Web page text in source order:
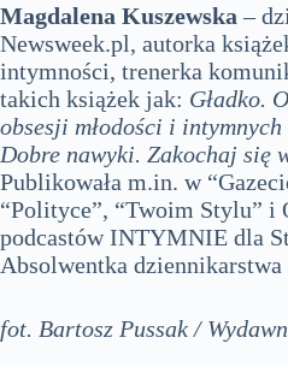
Magdalena Kuszewska –
Newsweek.pl, autorka
intymności, trenerka
takich książek jak: Gładko.
obsesji młodości i
Dobre nawyki. Zakochaj się
Publikowała m.in. w
“Polityce”, “Twoim Stylu” i
podcastów INTYMNIE dla
Absolwentka
fot. Bartosz Pussak /